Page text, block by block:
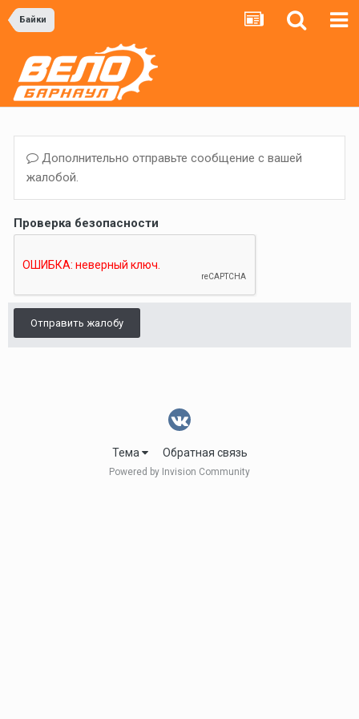
Байки
Дополнительно отправьте сообщение с вашей
жалобой.
Проверка безопасности
Отправить жалобу
Тема Обратная связь
Powered by Invision Community